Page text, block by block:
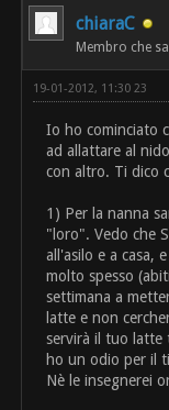
chiaraC
Membro che
19-01-2012, 11:30 23
Io ho cominciato
ad allattare al
con altro. Ti dico
1) Per la nanna
"loro". Vedo che
all'asilo e a casa,
molto spesso
settimana a
latte e non
servirà il tuo latte
ho un odio per il
Nè le insegnerei